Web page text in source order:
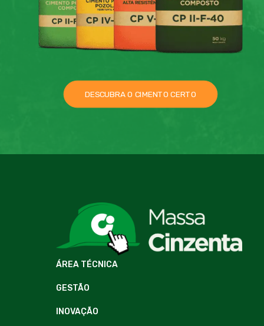
DESCUBRA O CIMENTO CERTO
ÁREA TÉCNICA
GESTÃO
INOVAÇÃO